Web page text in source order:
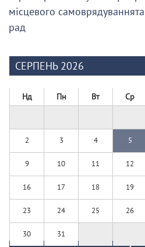
місцевого
рад
СЕРПЕНЬ 2026
Нд Пн Вт Ср
2 3 4 5
9 10 11 12
16 17 18 19
23 24 25 26
30 31